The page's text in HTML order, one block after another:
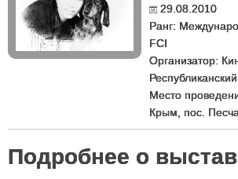
29.08.2010
Ранг:
FCI
Организатор:
Место
Крым, пос.
Подробнее о